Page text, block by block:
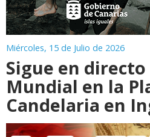
Miércoles, 15 de Julio de 2026
Sigue en
Mundial en la
Candelaria en